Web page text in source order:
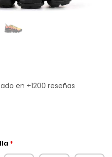
en +1200 reseñas
*